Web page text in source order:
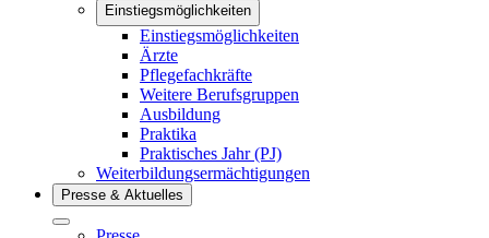
Einstiegsmöglichkeiten
Einstiegsmöglichkeiten
Ärzte
Pflegefachkräfte
Weitere Berufsgruppen
Ausbildung
Praktika
Praktisches Jahr (PJ)
Weiterbildungsermächtigungen
Presse & Aktuelles